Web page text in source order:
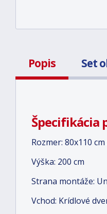
Popis Set
Špecifikácia
Rozmer: 80x110
Výška: 200 cm
Strana montáže:
Vchod: Krídlové